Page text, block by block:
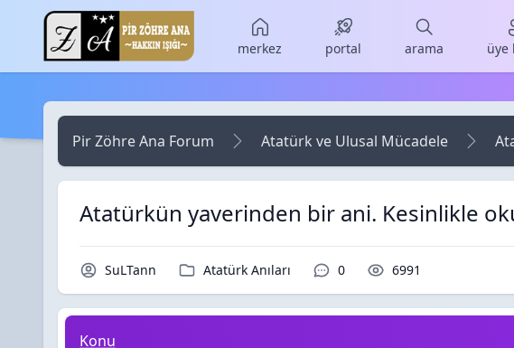
Skip to main content
merkez portal arama üye
Pir Zöhre Ana Forum Atatürk ve Ulusal Mücadele
Atatürkün yaverinden bir ani. Kesinlikle
Konu Sahibi / Yazar
SuLTann Kategori / Forum
Atatürk Anıları Yorumlar / Cevaplar
0 Okunma /
6991
Atatürkün yaverinden bir ani. Kesinlikle okuyun !...
Konu